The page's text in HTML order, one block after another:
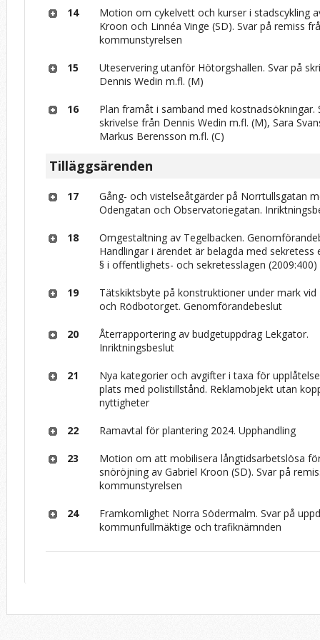
14
Motion om cykelvett och kurser i stadscykling
Kroon och Linnéa Vinge (SD). Svar på remiss
kommunstyrelsen
15
Uteservering utanför Hötorgshallen. Svar på
Dennis Wedin m.fl. (M)
16
Plan framåt i samband med kostnadsökningar.
skrivelse från Dennis Wedin m.fl. (M), Sara
Markus Berensson m.fl. (C)
Tilläggsärenden
17
Gång- och vistelseåtgärder på Norrtullsgatan
Odengatan och Observatoriegatan.
18
Omgestaltning av Tegelbacken.
Handlingar i ärendet är belagda med sekretess
§ i offentlighets- och sekretesslagen (2009:400)
19
Tätskiktsbyte på konstruktioner under mark vid
och Rödbotorget. Genomförandebeslut
20
Återrapportering av budgetuppdrag Lekgator.
Inriktningsbeslut
21
Nya kategorier och avgifter i taxa för
plats med polistillstånd. Reklamobjekt utan
nyttigheter
22 Ramavtal för plantering 2024. Upphandling
23
Motion om att mobilisera långtidsarbetslösa
snöröjning av Gabriel Kroon (SD). Svar på
kommunstyrelsen
24
Framkomlighet Norra Södermalm. Svar på
kommunfullmäktige och trafiknämnden